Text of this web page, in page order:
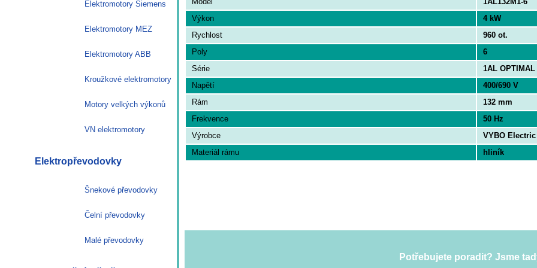
132M1-
množství
Výkon
4 kW
Rychlost
960 ot.
Poly
6
Série
1AL OPTIMAL
Napětí
400/690 V
Rám
132 mm
Frekvence
50 Hz
Výrobce
VYBO Electric
Materiál rámu
hliník
Potřebujete poradit? Jsme
Elektromotory Siemens
Elektromotory MEZ
Elektromotory ABB
Kroužkové elektromotory
Motory velkých výkonů
VN elektromotory
Elektropřevodovky
Šnekové převodovky
Čelní převodovky
Malé převodovky